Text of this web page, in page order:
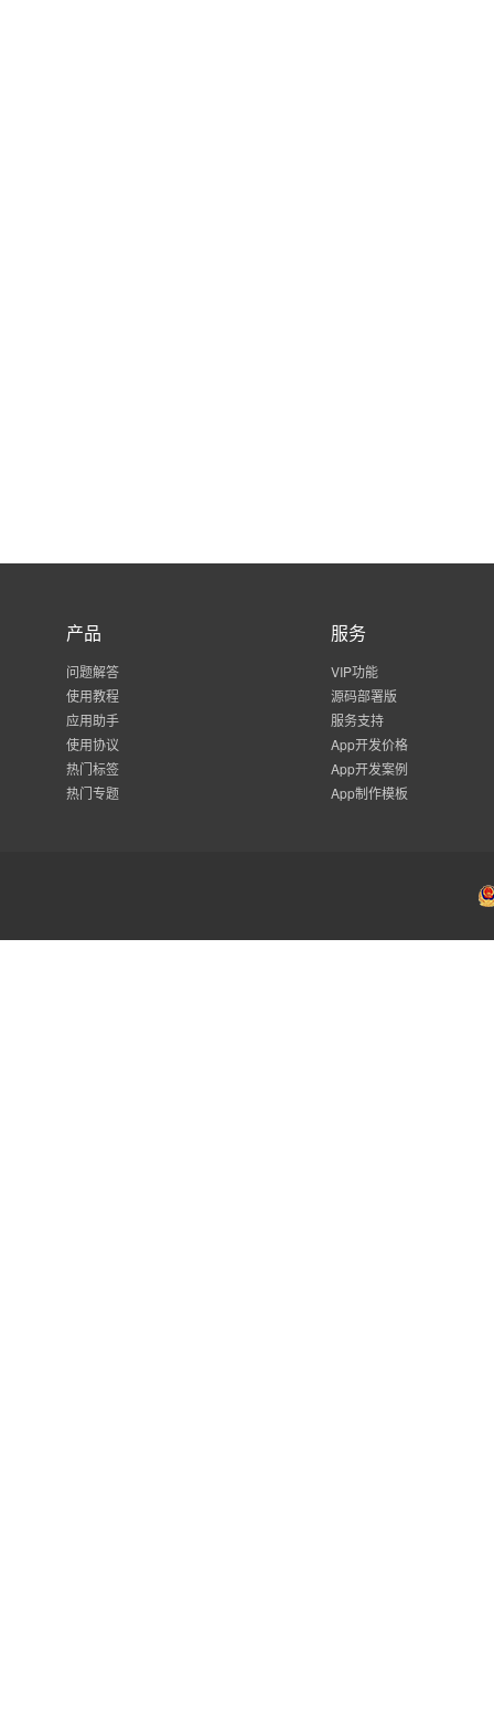
产品
问题解答
使用教程
应用助手
使用协议
热门标签
热门专题
服务
VIP功能
源码部署版
服务支持
App开发价格
App开发案例
App制作模板